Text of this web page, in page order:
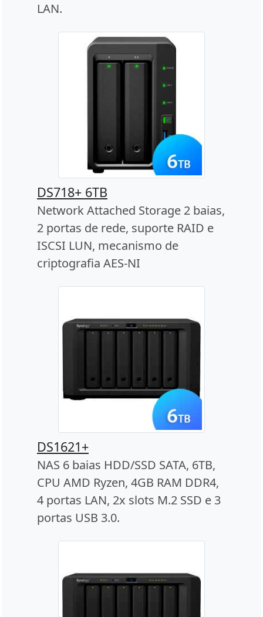
LAN.
DS718+ 6TB
Network Attached Storage 2 baias,
2 portas de rede, suporte RAID e
ISCSI LUN, mecanismo de
criptografia AES-NI
DS1621+
NAS 6 baias HDD/SSD SATA, 6TB,
CPU AMD Ryzen, 4GB RAM DDR4,
4 portas LAN, 2x slots M.2 SSD e 3
portas USB 3.0.